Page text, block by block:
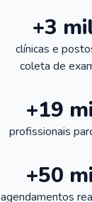
+3
clínicas e
coleta de
+19
profissionais
+50
agendamentos